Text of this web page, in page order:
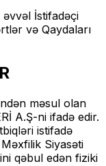
əvvəl İstifadəçi
və Qaydaları
məsul olan
A.Ş-ni ifadə edir.
istifadə
Siyasəti
qəbul edən fiziki